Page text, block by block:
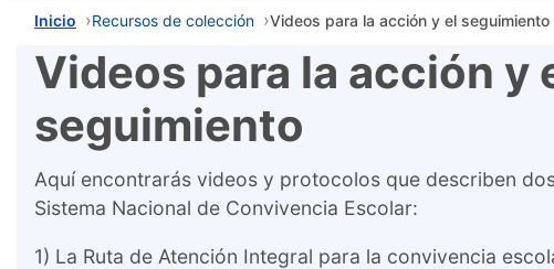
Estás aquí
Inicio Recursos de colección Videos para la acción y el seguimiento
Videos para la acción y
seguimiento
Aquí encontrarás videos y protocolos que describen
Sistema Nacional de Convivencia Escolar:
1) La Ruta de Atención Integral para la convivencia